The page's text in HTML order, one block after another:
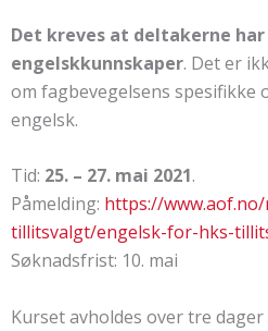
Det kreves at deltakerne
engelskkunnskaper. Det er
om fagbevegelsens
engelsk.
Tid: 25. – 27. mai 2021.
Påmelding: https://
tillitsvalgt/engelsk-for-hks-
Søknadsfrist: 10. mai
Kurset avholdes over tre